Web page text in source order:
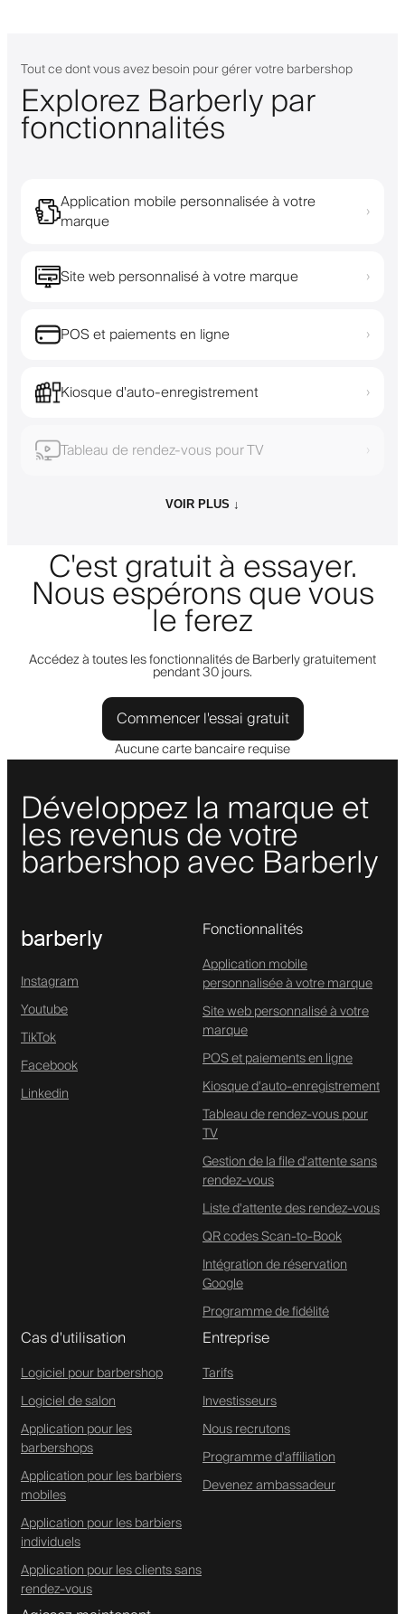
Tout ce dont vous avez besoin pour gérer votre barbershop
Explorez Barberly par
fonctionnalités
Application mobile personnalisée à votre
marque
›
Site web personnalisé à votre marque ›
POS et paiements en ligne ›
Kiosque d'auto-enregistrement ›
Tableau de rendez-vous pour TV ›
VOIR PLUS ↓
C'est gratuit à essayer.
Nous espérons que vous
le ferez
Accédez à toutes les fonctionnalités de Barberly gratuitement
pendant 30 jours.
Commencer l'essai gratuit
Aucune carte bancaire requise
Développez la marque et
les revenus de votre
barbershop avec Barberly
barberly
Instagram
Youtube
TikTok
Facebook
Linkedin
Fonctionnalités
Application mobile
personnalisée à votre marque
Site web personnalisé à votre
marque
POS et paiements en ligne
Kiosque d'auto-enregistrement
Tableau de rendez-vous pour
TV
Gestion de la file d'attente sans
rendez-vous
Liste d'attente des rendez-vous
QR codes Scan-to-Book
Intégration de réservation
Google
Programme de fidélité
Cas d'utilisation
Logiciel pour barbershop
Logiciel de salon
Application pour les
barbershops
Application pour les barbiers
mobiles
Application pour les barbiers
individuels
Application pour les clients sans
rendez-vous
Entreprise
Tarifs
Investisseurs
Nous recrutons
Programme d'affiliation
Devenez ambassadeur